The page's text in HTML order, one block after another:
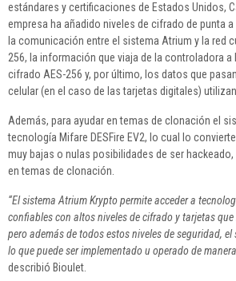
estándares y certificaciones de Estados Unidos,
empresa ha añadido niveles de cifrado de punta
la comunicación entre el sistema Atrium y la red
256, la información que viaja de la controladora
cifrado AES-256 y, por último, los datos que
celular (en el caso de las tarjetas digitales)
Además, para ayudar en temas de clonación el
tecnología Mifare DESFire EV2, lo cual lo
muy bajas o nulas posibilidades de ser
en temas de clonación.
“El sistema Atrium Krypto permite acceder a
confiables con altos niveles de cifrado y tarjetas
pero además de todos estos niveles de seguridad,
lo que puede ser implementado u operado de
describió Bioulet.